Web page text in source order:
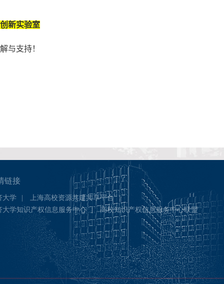
新实验室
与支持！
链接
大学 上海高校资源共建共享平台
|
大学知识产权信息服务中心
| 高校知识产权信息服务中心联盟